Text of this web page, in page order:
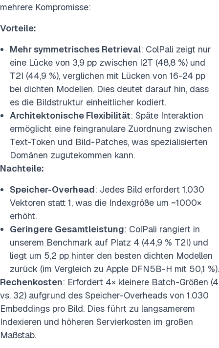
mehrere Kompromisse:
Vorteile:
Mehr symmetrisches Retrieval: ColPali zeigt nur
eine Lücke von 3,9 pp zwischen I2T (48,8 %) und
T2I (44,9 %), verglichen mit Lücken von 16-24 pp
bei dichten Modellen. Dies deutet darauf hin, dass
es die Bildstruktur einheitlicher kodiert.
Architektonische Flexibilität: Späte Interaktion
ermöglicht eine feingranulare Zuordnung zwischen
Text-Token und Bild-Patches, was spezialisierten
Domänen zugutekommen kann.
Nachteile:
Speicher-Overhead: Jedes Bild erfordert 1.030
Vektoren statt 1, was die Indexgröße um ~1000×
erhöht.
Geringere Gesamtleistung: ColPali rangiert in
unserem Benchmark auf Platz 4 (44,9 % T2I) und
liegt um 5,2 pp hinter den besten dichten Modellen
zurück (im Vergleich zu Apple DFN5B-H mit 50,1 %).
Rechenkosten: Erfordert 4× kleinere Batch-Größen (4
vs. 32) aufgrund des Speicher-Overheads von 1.030
Embeddings pro Bild. Dies führt zu langsamerem
Indexieren und höheren Servierkosten im großen
Maßstab.